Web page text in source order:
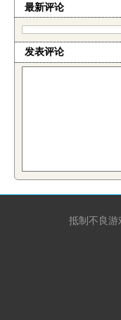
最新评论
发表评论
抵制不良游